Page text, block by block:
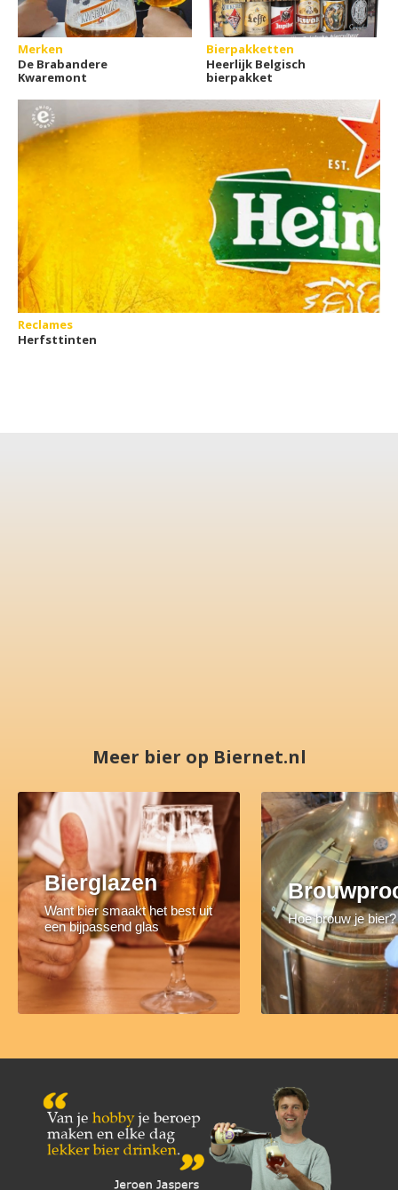
Merken
De Brabandere
Kwaremont
Bierpakketten
Heerlijk Belgisch
bierpakket
Reclames
Herfsttinten
Meer bier op Biernet.nl
Bierglazen
Want bier smaakt het best uit
een bijpassend glas
Hoe brouw je bier?